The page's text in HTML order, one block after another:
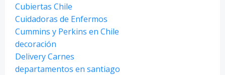
Cubiertas Chile
Cuidadoras de Enfermos
Cummins y Perkins en Chile
decoración
Delivery Carnes
departamentos en santiago